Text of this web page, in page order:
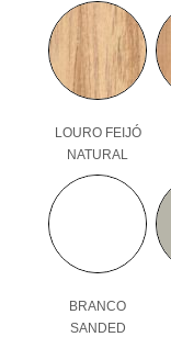
LOURO FEIJÓ
NATURAL
BRANCO
SANDED